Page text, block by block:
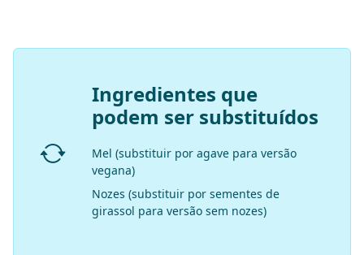
Ingredientes que
podem ser substituídos
Mel (substituir por agave para versão
vegana)
Nozes (substituir por sementes de
girassol para versão sem nozes)